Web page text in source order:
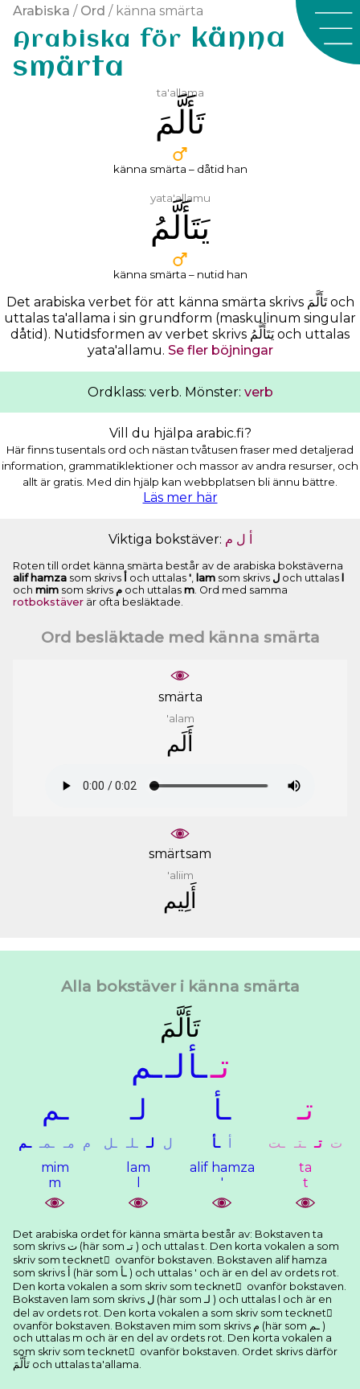
Arabiska / Ord / känna smärta
Arabiska för känna
smärta
ta'allama
ﺗَﺄَﻟَّﻢَ
känna smärta – dåtid han
yata'allamu
ﻳَﺘَﺄَﻟَّﻢُ
känna smärta – nutid han
Det arabiska verbet för att känna smärta skrivs ﺗَﺄَﻟَّﻢَoch
uttalas ta'allama i sin grundform (maskulinum singular
dåtid). Nutidsformen av verbet skrivs ﻳَﺘَﺄَﻟَّﻢُ och uttalas
yata'allamu. Se fler böjningar
Ordklass: verb. Mönster: verb
Vill du hjälpa arabic.fi?
Här finns tusentals ord och nästan tvåtusen fraser med detaljerad
information, grammatiklektioner och massor av andra resurser, och
allt är gratis. Med din hjälp kan webbplatsen bli ännu bättre.
Läs mer här
Viktiga bokstäver: ﻝ ﻡ
Roten till ordet känna smärta består av de arabiska bokstäverna
alif hamza som skrivs och uttalas ', lam som skrivs ﻝ och uttalas
och mim som skrivs ﻡ och uttalas m. Ord med samma
rotbokstäver är ofta besläktade.
Ord besläktade med känna smärta
smärta
'alam
ﺃَﻟَﻢ
smärtsam
'aliim
ﺃَﻟِﻴﻢ
Alla bokstäver i känna smärta
ﺗَﺄَﻟَّﻢَ
ﺗــﺄ ﻟــﻢ
ﺗـ ـﺄ ﻟـ ـﻢ
ﺕ ﺗـ ـﺘـ ـﺖ ـﺄ ﻝ ﻟـ ـﻠـ ـﻞ ﻡ ﻣـ ـﻤـ ـﻢ
ta
t
alif hamza
'
lam
mim
m
Det arabiska ordet för känna smärta består av: Bokstaven ta
som skrivs ﺕ (här som ﺗـ ) och uttalas t. Den korta vokalen a som
skriv som tecknet َ ovanför bokstaven. Bokstaven alif hamza
som skrivs ﺃ (här som ـﺄ ) och uttalas ' och är en del av ordets rot.
Den korta vokalen a som skriv som tecknet َ ovanför bokstaven.
Bokstaven lam som skrivs ﻝ (här som ﻟـ ) och uttalas l och är en
del av ordets rot. Den korta vokalen a som skriv som tecknet َ
ovanför bokstaven. Bokstaven mim som skrivs ﻡ (här som ـﻢ )
och uttalas m och är en del av ordets rot. Den korta vokalen a
som skriv som tecknet َ ovanför bokstaven. Ordet skrivs därför
ﺗَﺄَﻟَّﻢَ och uttalas ta'allama.